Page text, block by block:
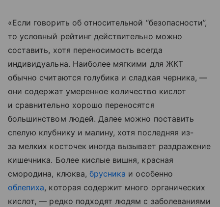
«Если говорить об относительной “безопасности”,
то условный рейтинг действительно можно
составить, хотя переносимость всегда
индивидуальна. Наиболее мягкими для ЖКТ
обычно считаются голубика и сладкая черника, —
они содержат умеренное количество кислот
и сравнительно хорошо переносятся
большинством людей. Далее можно поставить
спелую клубнику и малину, хотя последняя из-
за мелких косточек иногда вызывает раздражение
кишечника. Более кислые вишня, красная
смородина, клюква, брусника и особенно
облепиха, которая содержит много органических
кислот, — редко подходят людям с заболеваниями